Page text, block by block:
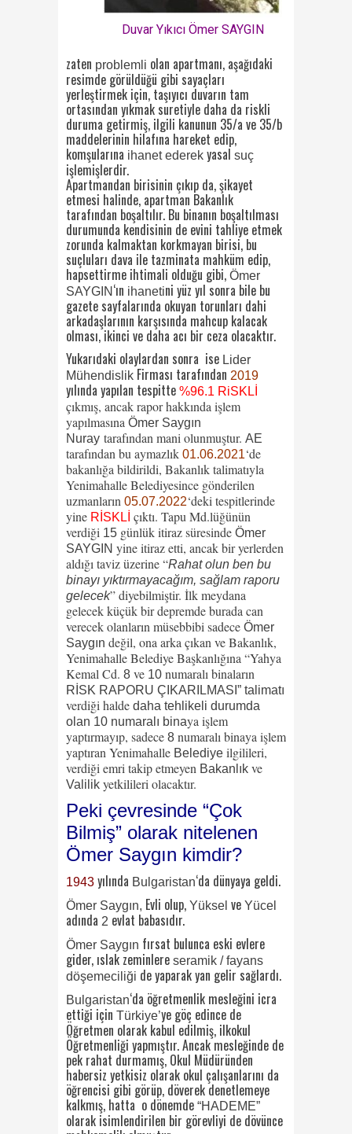
Duvar Yıkıcı Ömer SAYGIN
zaten problemli olan apartmanı, aşağıdaki
resimde görüldüğü gibi sayaçları
yerleştirmek için, taşıyıcı duvarın tam
ortasından yıkmak suretiyle daha da riskli
duruma getirmiş, ilgili kanunun 35/a ve 35/b
maddelerinin hilafına hareket edip,
komşularına ihanet ederek yasal suç
işlemişlerdir.
Apartmandan birisinin çıkıp da, şikayet
etmesi halinde, apartman Bakanlık
tarafından boşaltılır. Bu binanın boşaltılması
durumunda kendisinin de evini tahliye etmek
zorunda kalmaktan korkmayan birisi, bu
suçluları dava ile tazminata mahküm edip,
hapsettirme ihtimali olduğu gibi, Ömer
SAYGIN ‘ın ihanetini yüz yıl sonra bile bu
gazete sayfalarında okuyan torunları dahi
arkadaşlarının karşısında mahcup kalacak
olması, ikinci ve daha acı bir ceza olacaktır.
Yukarıdaki olaylardan sonra ise Lider
Mühendislik Firması tarafından 2019
yılında yapılan tespitte %96.1 RiSKLİ
çıkmış, ancak rapor hakkında işlem
yapılmasına Ömer Saygın
Nuray tarafından mani olunmuştur. AE
tarafından bu aymazlık 01.06.2021‘de
bakanlığa bildirildi, Bakanlık talimatıyla
Yenimahalle Belediyesince gönderilen
uzmanların 05.07.2022‘deki tespitlerinde
yine RİSKLİ çıktı. Tapu Md.lüğünün
verdiği 15 günlük itiraz süresinde Ömer
SAYGIN yine itiraz etti, ancak bir yerlerden
aldığı taviz üzerine “Rahat olun ben bu
binayı yıktırmayacağım, sağlam raporu
gelecek” diyebilmiştir. İlk meydana
gelecek küçük bir depremde burada can
verecek olanların müsebbibi sadece Ömer
Saygın değil, ona arka çıkan ve Bakanlık,
Yenimahalle Belediye Başkanlığına “Yahya
Kemal Cd. 8 ve 10 numaralı binaların
RİSK RAPORU ÇIKARILMASI” talimatı
verdiği halde daha tehlikeli durumda
olan 10 numaralı binaya işlem
yaptırmayıp, sadece 8 numaralı binaya işlem
yaptıran Yenimahalle Belediye ilgilileri,
verdiği emri takip etmeyen Bakanlık ve
Valilik yetkilileri olacaktır.
Peki çevresinde “Çok
Bilmiş” olarak nitelenen
Ömer Saygın kimdir?
1943 yılında Bulgaristan‘da dünyaya geldi.
Ömer Saygın, Evli olup, Yüksel ve Yücel
adında 2 evlat babasıdır.
Ömer Saygın fırsat bulunca eski evlere
gider, ıslak zeminlere seramik / fayans
döşemeciliği de yaparak yan gelir sağlardı.
Bulgaristan‘da öğretmenlik mesleğini icra
ettiği için Türkiye’ye göç edince de
Öğretmen olarak kabul edilmiş, ilkokul
Öğretmenliği yapmıştır. Ancak mesleğinde de
pek rahat durmamış, Okul Müdüründen
habersiz yetkisiz olarak okul çalışanlarını da
öğrencisi gibi görüp, döverek denetlemeye
kalkmış, hatta o dönemde “HADEME”
olarak isimlendirilen bir görevliyi de dövünce